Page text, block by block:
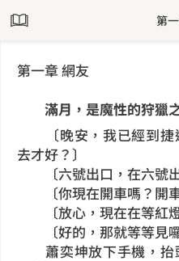
第
第一章 網友
滿月，是魔性的狩獵
〔晚安，我已經到捷
去才好？〕
〔六號出口，在六號出
〔你現在開車嗎？開車
〔放心，現在在等紅燈
〔好的，那就等等見囉
蕭奕坤放下手機，抬